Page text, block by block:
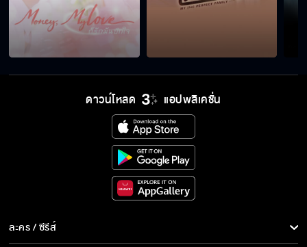
แสนรัก EP.15
แสนรัก EP.16
แสนรัก EP.17
ดาวน์โหลด แอปพลิเคชั่น
ละคร / ซีรีส์